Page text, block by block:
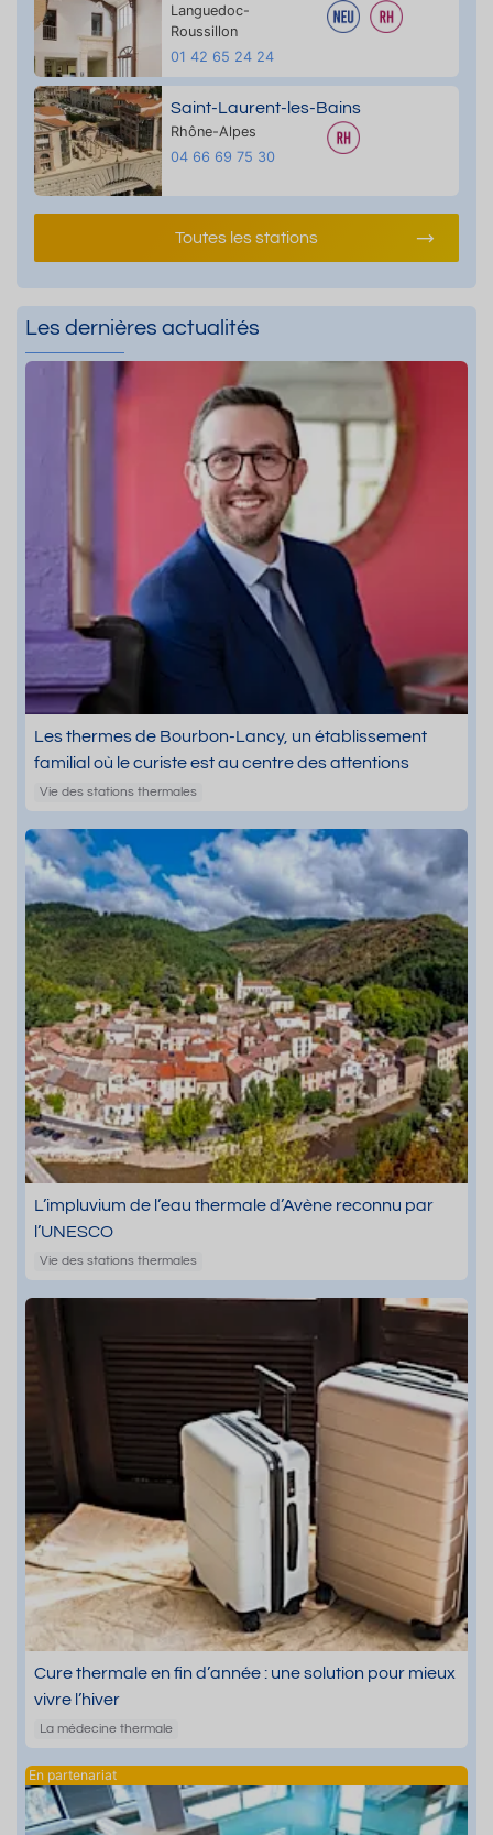
Languedoc-
Roussillon
01 42 65 24 24
Saint-Laurent-les-Bains
Rhône-Alpes
04 66 69 75 30
Toutes les stations
Les dernières actualités
Les thermes de Bourbon-Lancy, un établissement
familial où le curiste est au centre des attentions
Vie des stations thermales
L’impluvium de l’eau thermale d’Avène reconnu par
l’UNESCO
Vie des stations thermales
Cure thermale en fin d’année : une solution pour mieux
vivre l’hiver
La médecine thermale